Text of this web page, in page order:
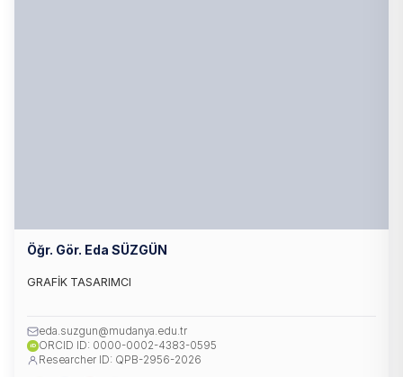
Öğr. Gör. Eda SÜZGÜN
GRAFİK TASARIMCI
eda.suzgun@mudanya.edu.tr
iD ORCID ID: 0000-0002-4383-0595
Researcher ID: QPB-2956-2026